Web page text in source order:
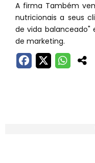
A firma Também
nutricionais a seus
de vida balanceado"
de marketing.